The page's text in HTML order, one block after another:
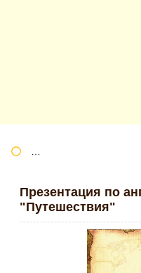
Презентация по
"Путешествия"